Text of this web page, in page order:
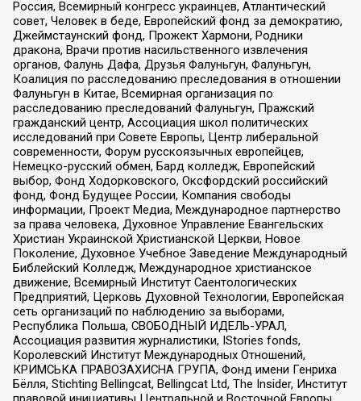
Россия, Всемирный конгресс украинцев, Атлантический
совет, Человек в беде, Европейский фонд за демократию,
Джеймстаунский фонд, Прожект Хармони, Родники
дракона, Врачи против насильственного извлечения
органов, Фалунь Дафа, Друзья Фалуньгун, Фалуньгун,
Коалиция по расследованию преследования в отношении
Фалуньгун в Китае, Всемирная организация по
расследованию преследований Фалуньгун, Пражский
гражданский центр, Ассоциация школ политических
исследований при Совете Европы, Центр либеральной
современности, Форум русскоязычных европейцев,
Немецко-русский обмен, Бард колледж, Европейский
выбор, Фонд Ходорковского, Оксфордский российский
фонд, Фонд Будущее России, Компания свободы
информации, Проект Медиа, Международное партнерство
за права человека, Духовное Управление Евангельских
Христиан Украинской Христианской Церкви, Новое
Поколение, Духовное Учебное Заведение Международный
Библейский Колледж, Международное христианское
движение, Всемирный Институт Саентологических
Предприятий, Церковь Духовной Технологии, Европейская
сеть организаций по наблюдению за выборами,
Республика Польша, СВОБОДНЫЙ ИДЕЛЬ-УРАЛ,
Ассоциация развития журналистики, IStories fonds,
Королевский Институт Международных Отношений,
КРИМСЬКА ПРАВОЗАХИСНА ГРУПА, Фонд имени Генриха
Бёлля, Stichting Bellingcat, Bellingcat Ltd, The Insider, Институт